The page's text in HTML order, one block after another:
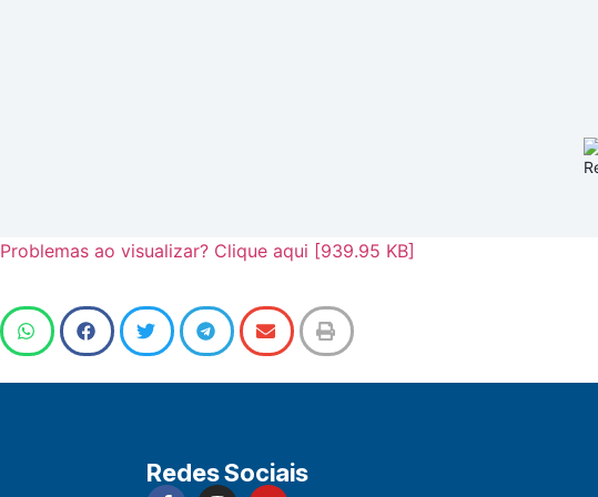
Problemas ao visualizar? Clique aqui [939.95 KB]
Redes Sociais